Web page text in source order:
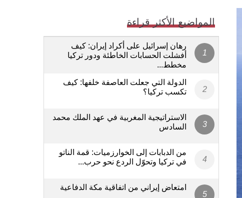
المواضيع الأكثر قراءة
رهان إسرائيل على أكراد إيران: كيف
أفشلت الحسابات الخاطئة ودور تركيا
مخطط...
الدولة التي جعلت العاصفة خلفها: كيف
تكسب تركيا؟
الاستراتيجية المغربية في عهد الملك محمد
السادس
من الدبابات إلى الخوارزميات: قمة الناتو
في تركيا وتحوّل الردع نحو حرب...
امتعاض إيراني من اتفاقية مكة الدفاعية